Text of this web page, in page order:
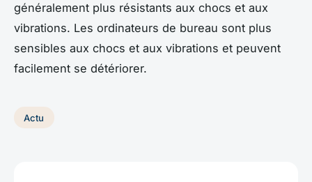
généralement plus résistants aux chocs et aux
vibrations. Les ordinateurs de bureau sont plus
sensibles aux chocs et aux vibrations et peuvent
facilement se détériorer.
Actu